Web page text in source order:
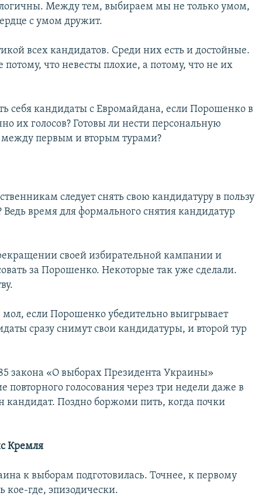
Между тем, выбираем мы не только умом,
с умом дружит.
всех кандидатов. Среди них есть и достойные.
что невесты плохие, а потому, что не их
себя кандидаты с Евромайдана, если Порошенко в
их голосов? Готовы ли нести персональную
между первым и вторым турами?
следует снять свою кандидатуру в пользу
Ведь время для формального снятия кандидатур
своей избирательной кампании и
за Порошенко. Некоторые так уже сделали.
если Порошенко убедительно выигрывает
сразу снимут свои кандидатуры, и второй тур
закона «О выборах Президента Украины»
повторного голосования через три недели даже в
кандидат. Поздно боржоми пить, когда почки
Кремля
к выборам подготовилась. Точнее, к первому
кое-где, эпизодически.